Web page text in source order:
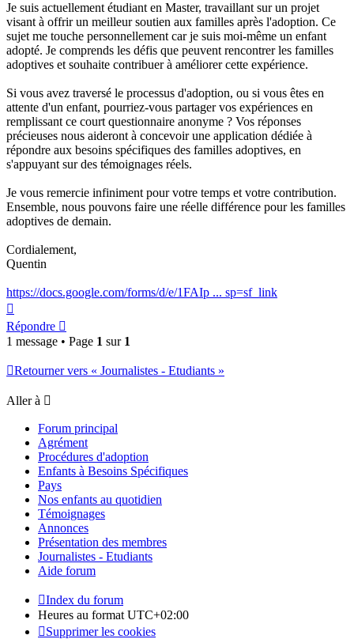
Je suis actuellement étudiant en Master, travaillant sur un projet
visant à offrir un meilleur soutien aux familles après l'adoption. Ce
sujet me touche personnellement car je suis moi-même un enfant
adopté. Je comprends les défis que peuvent rencontrer les familles
adoptives et souhaite contribuer à améliorer cette expérience.
Si vous avez traversé le processus d'adoption, ou si vous êtes en
attente d'un enfant, pourriez-vous partager vos expériences en
remplissant ce court questionnaire anonyme ? Vos réponses
précieuses nous aideront à concevoir une application dédiée à
répondre aux besoins spécifiques des familles adoptives, en
s'appuyant sur des témoignages réels.
Je vous remercie infiniment pour votre temps et votre contribution.
Ensemble, nous pouvons faire une réelle différence pour les familles
adoptives de demain.
Cordialement,
Quentin
https://docs.google.com/forms/d/e/1FAIp ... sp=sf_link
Répondre
1 message • Page 1 sur 1
Retourner vers « Journalistes - Etudiants »
Aller à
Forum principal
Agrément
Procédures d'adoption
Enfants à Besoins Spécifiques
Pays
Nos enfants au quotidien
Témoignages
Annonces
Présentation des membres
Journalistes - Etudiants
Aide forum
Index du forum
Heures au format UTC+02:00
Supprimer les cookies